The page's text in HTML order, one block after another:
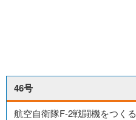
46号
航空自衛隊F-2戦闘機をつくる